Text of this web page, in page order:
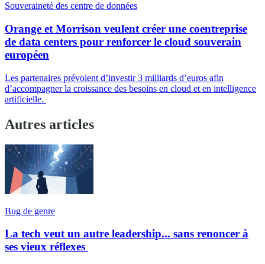
Souveraineté des centre de données
Orange et Morrison veulent créer une coentreprise
de data centers pour renforcer le cloud souverain
européen
Les partenaires prévoient d’investir 3 milliards d’euros afin
d’accompagner la croissance des besoins en cloud et en intelligence
artificielle.
Autres articles
Bug de genre
La tech veut un autre leadership... sans renoncer à
ses vieux réflexes